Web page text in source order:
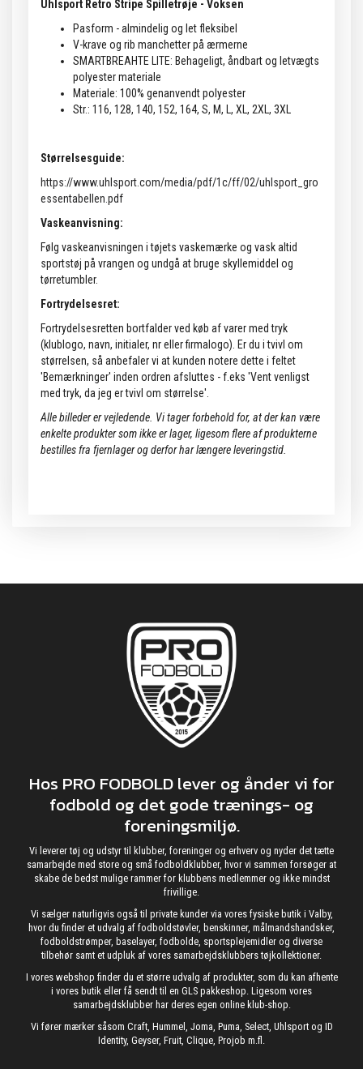
Uhlsport Retro Stripe Spilletrøje - Voksen
Pasform - almindelig og let fleksibel
V-krave og rib manchetter på ærmerne
SMARTBREAHTE LITE: Behageligt, åndbart og letvægts
polyester materiale
Materiale: 100% genanvendt polyester
Str.: 116, 128, 140, 152, 164, S, M, L, XL, 2XL, 3XL
Størrelsesguide:
https://www.uhlsport.com/media/pdf/1c/ff/02/uhlsport_gro
essentabellen.pdf
Vaskeanvisning:
Følg vaskeanvisningen i tøjets vaskemærke og vask altid
sportstøj på vrangen og undgå at bruge skyllemiddel og
tørretumbler.
Fortrydelsesret:
Fortrydelsesretten bortfalder ved køb af varer med tryk
(klublogo, navn, initialer, nr eller firmalogo). Er du i tvivl om
størrelsen, så anbefaler vi at kunden notere dette i feltet
'Bemærkninger' inden ordren afsluttes - f.eks 'Vent venligst
med tryk, da jeg er tvivl om størrelse'.
Alle billeder er vejledende. Vi tager forbehold for, at der kan være
enkelte produkter som ikke er lager, ligesom flere af produkterne
bestilles fra fjernlager og derfor har længere leveringstid.
Hos PRO FODBOLD lever og ånder vi for
fodbold og det gode trænings- og
foreningsmiljø.
Vi leverer tøj og udstyr til klubber, foreninger og erhverv og nyder det tætte
samarbejde med store og små fodboldklubber, hvor vi sammen forsøger at
skabe de bedst mulige rammer for klubbens medlemmer og ikke mindst
frivillige.
Vi sælger naturligvis også til private kunder via vores fysiske butik i Valby,
hvor du finder et udvalg af fodboldstøvler, benskinner, målmandshandsker,
fodboldstrømper, baselayer, fodbolde, sportsplejemidler og diverse
tilbehør samt et udpluk af vores samarbejdsklubbers tøjkollektioner.
I vores webshop finder du et større udvalg af produkter, som du kan afhente
i vores butik eller få sendt til en GLS pakkeshop. Ligesom vores
samarbejdsklubber har deres egen online klub-shop.
Vi fører mærker såsom Craft, Hummel, Joma, Puma, Select, Uhlsport og ID
Identity, Geyser, Fruit, Clique, Projob m.fl.